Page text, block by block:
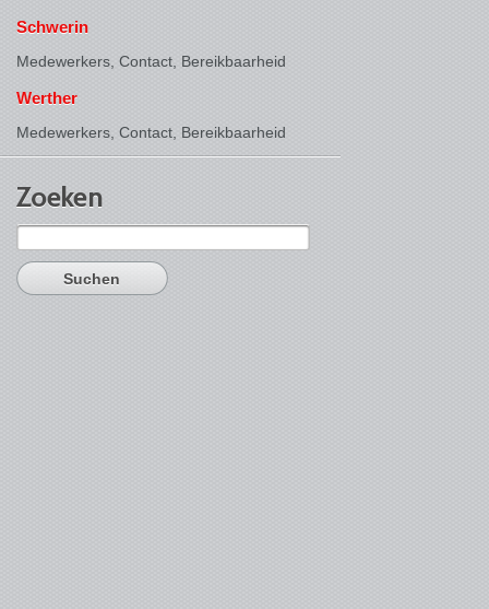
Schwerin
Medewerkers, Contact, Bereikbaarheid
Werther
Medewerkers, Contact, Bereikbaarheid
Zoeken
Suchen
nach: